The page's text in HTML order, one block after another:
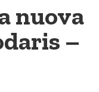
nuova
–